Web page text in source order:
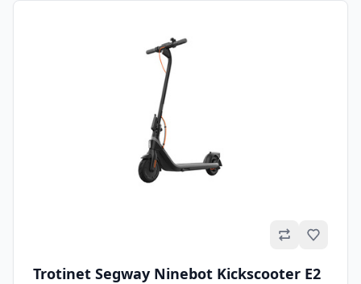
Trotinet Segway Ninebot Kickscooter E2